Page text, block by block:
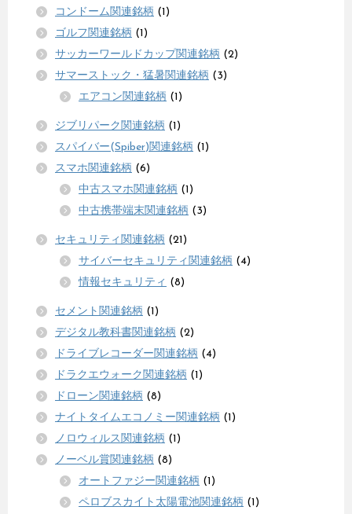
コンドーム関連銘柄 (1)
ゴルフ関連銘柄 (1)
サッカーワールドカップ関連銘柄 (2)
サマーストック・猛暑関連銘柄 (3)
エアコン関連銘柄 (1)
ジブリパーク関連銘柄 (1)
スパイバー(Spiber)関連銘柄 (1)
スマホ関連銘柄 (6)
中古スマホ関連銘柄 (1)
中古携帯端末関連銘柄 (3)
セキュリティ関連銘柄 (21)
サイバーセキュリティ関連銘柄 (4)
情報セキュリティ (8)
セメント関連銘柄 (1)
デジタル教科書関連銘柄 (2)
ドライブレコーダー関連銘柄 (4)
ドラクエウォーク関連銘柄 (1)
ドローン関連銘柄 (8)
ナイトタイムエコノミー関連銘柄 (1)
ノロウィルス関連銘柄 (1)
ノーベル賞関連銘柄 (8)
オートファジー関連銘柄 (1)
ペロブスカイト太陽電池関連銘柄 (1)